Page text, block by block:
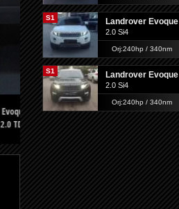
S1 Landrover Evoque
2.0 Si4
Orj:240hp / 340nm
S1 Landrover Evoque
2.0 Si4
Orj:240hp / 340nm